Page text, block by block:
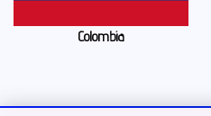
Colombia